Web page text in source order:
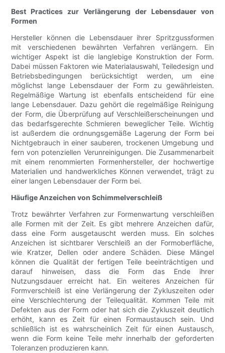
Best Practices zur Verlängerung der Lebensdauer von
Formen
Hersteller können die Lebensdauer ihrer Spritzgussformen
mit verschiedenen bewährten Verfahren verlängern. Ein
wichtiger Aspekt ist die langlebige Konstruktion der Form.
Dabei müssen Faktoren wie Materialauswahl, Teiledesign und
Betriebsbedingungen berücksichtigt werden, um eine
möglichst lange Lebensdauer der Form zu gewährleisten.
Regelmäßige Wartung ist ebenfalls entscheidend für eine
lange Lebensdauer. Dazu gehört die regelmäßige Reinigung
der Form, die Überprüfung auf Verschleißerscheinungen und
das bedarfsgerechte Schmieren beweglicher Teile. Wichtig
ist außerdem die ordnungsgemäße Lagerung der Form bei
Nichtgebrauch in einer sauberen, trockenen Umgebung und
fern von potenziellen Verunreinigungen. Die Zusammenarbeit
mit einem renommierten Formenhersteller, der hochwertige
Materialien und handwerkliches Können verwendet, trägt zu
einer langen Lebensdauer der Form bei.
Häufige Anzeichen von Schimmelverschleiß
Trotz bewährter Verfahren zur Formenwartung verschleißen
alle Formen mit der Zeit. Es gibt mehrere Anzeichen dafür,
dass eine Form ausgetauscht werden muss. Ein solches
Anzeichen ist sichtbarer Verschleiß an der Formoberfläche,
wie Kratzer, Dellen oder andere Schäden. Diese Mängel
können die Qualität der fertigen Teile beeinträchtigen und
darauf hinweisen, dass die Form das Ende ihrer
Nutzungsdauer erreicht hat. Ein weiteres Anzeichen für
Formverschleiß ist eine Verlängerung der Zykluszeiten oder
eine Verschlechterung der Teilequalität. Kommen Teile mit
Defekten aus der Form oder hat sich die Zykluszeit deutlich
erhöht, kann es Zeit für einen Formaustausch sein. Und
schließlich ist es wahrscheinlich Zeit für einen Austausch,
wenn die Form keine Teile mehr innerhalb der geforderten
Toleranzen produzieren kann.